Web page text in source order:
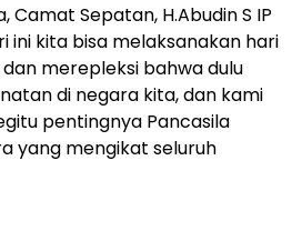
Sepatan, H.Abudin S IP
ini kita bisa melaksanakan hari
merepleksi bahwa dulu
di negara kita, dan kami
pentingnya Pancasila
yang mengikat seluruh